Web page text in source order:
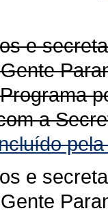
e
a
pela
e